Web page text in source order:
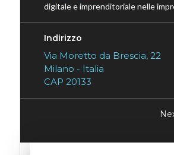
digitale e imprenditoriale nelle
Indirizzo
Via Moretto da Brescia, 22
Milano - Italia
CAP 20133